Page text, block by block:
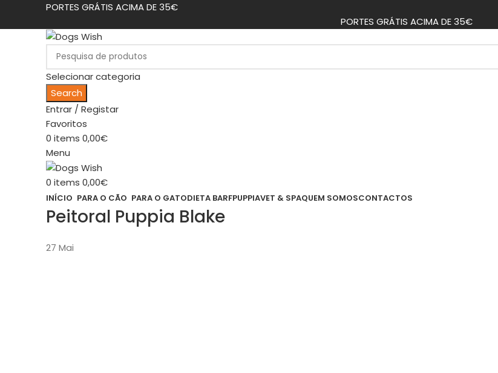
PORTES GRÁTIS ACIMA DE 35€
PORTES GRÁTIS ACIMA DE 35€
Selecionar categoria
Search
Entrar / Registar
Favoritos
0 items 0,00€
Menu
0 items 0,00€
INÍCIO PARA O CÃO PARA O GATODIETA BARFPUPPIAVET & SPAQUEM SOMOSCONTACTOS
Peitoral Puppia Blake
27 Mai